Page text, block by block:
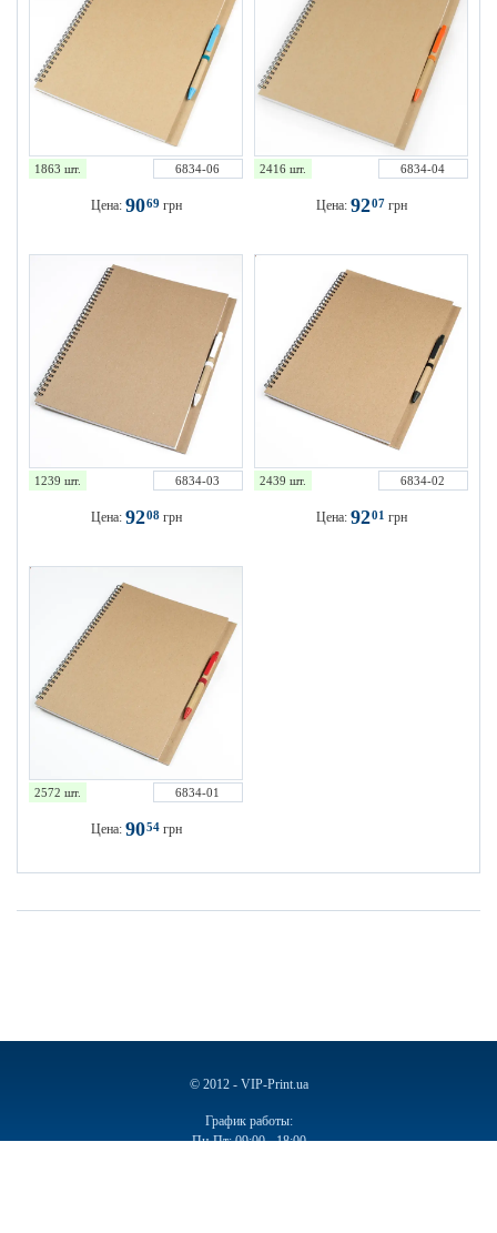
1863 шт. 6834-06
Цена: 9069 грн
2416 шт. 6834-04
Цена: 9207 грн
1239 шт. 6834-03
Цена: 9208грн
2439 шт. 6834-02
Цена: 9201 грн
2572 шт. 6834-01
Цена: 9054грн
© 2012 - VIP-Print.ua
График работы:
Пн-Пт: 09:00 - 18:00